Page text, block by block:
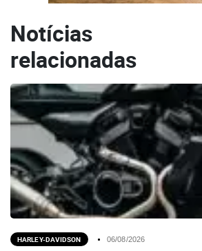
Notícias
relacionadas
HARLEY-DAVIDSON 06/08/2026